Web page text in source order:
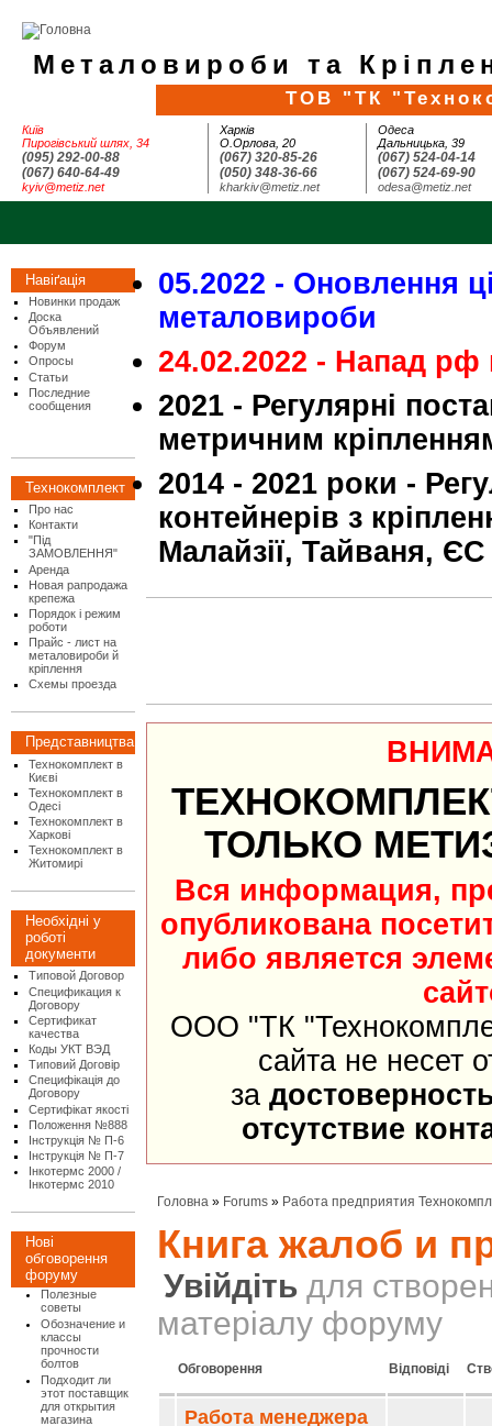
Металовироби та
ТОВ "ТК
Київ
Пирогівський шлях, 34
(095) 292-00-88
(067) 640-64-49
kyiv@metiz.net
Харків
О.Орлова, 20
(067) 320-85-26
(050) 348-36-66
kharkiv@metiz.net
Одеса
Дальницька, 39
(067) 524-04-14
(067) 524-69-90
odesa@metiz.net
Навіґація
Новинки продаж
Доска
Объявлений
Форум
Опросы
Статьи
Последние
сообщения
Технокомплект
Про нас
Контакти
"Під
ЗАМОВЛЕННЯ"
Аренда
Новая рапродажа
крепежа
Порядок і режим
роботи
Прайс - лист на
металовироби й
кріплення
Схемы проезда
Представництва
Технокомплект в
Києві
Технокомплект в
Одесі
Технокомплект в
Харкові
Технокомплект в
Житомирі
Необхідні у
роботі
документи
Типовой Договор
Спецификация к
Договору
Сертификат
качества
Коды УКТ ВЭД
Типовий Договір
Специфікація до
Договору
Сертифікат якості
Положення №888
Інструкція № П-6
Інструкція № П-7
Інкотермс 2000 /
Інкотермс 2010
Нові
обговорення
форуму
Полезные
советы
Обозначение и
классы
прочности
болтов
Подходит ли
этот поставщик
для открытия
магазина
05.2022 - Оновлення
металовироби
24.02.2022 - Напад рф
2021 - Регулярні
метричним кріпленням
2014 - 2021 роки -
контейнерів з
Малайзії, Тайваня, ЄС
ТОЛЬКО
Вся информация,
опубликована
либо является
ООО "ТК
сайта не несет
за
отсутствие
Головна » Forums » Работа предприятия
Книга жалоб и
Увійдіть для
матеріалу форуму
Обговорення Відповіді
Работа менеджера